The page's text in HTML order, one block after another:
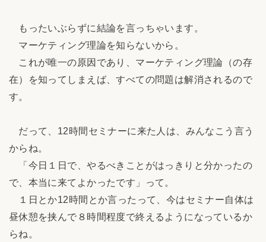
もったいぶらずに結論を言っちゃいます。
マーケティング理論を知らないから。
これが唯一の原因であり、マーケティング理論（の存
在）を知ってしまえば、すべての問題は解消されるので
す。
だって、12時間セミナーに来た人は、みんなこう言う
からね。
「今日１日で、やるべきことがはっきりと分かったの
で、本当に来てよかったです」って。
１日とか12時間とか言ったって、今はセミナー自体は
昼休憩を挟んで８時間程度で終えるようになっているか
らね。